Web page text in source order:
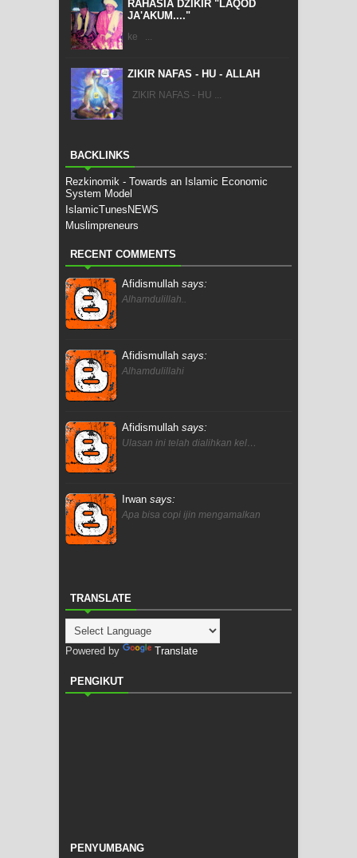
RAHASIA DZIKIR "LAQOD
JA'AKUM...."
ke ...
ZIKIR NAFAS - HU - ALLAH
ZIKIR NAFAS - HU ...
BACKLINKS
Rezkinomik - Towards an Islamic Economic
System Model
IslamicTunesNEWS
Muslimpreneurs
RECENT COMMENTS
Afidismullah says:
Alhamdulillah..
Afidismullah says:
Alhamdulillahi
Afidismullah says:
Ulasan ini telah dialihkan kel…
Irwan says:
Apa bisa copi ijin mengamalkan
TRANSLATE
Powered by Translate
PENGIKUT
PENYUMBANG